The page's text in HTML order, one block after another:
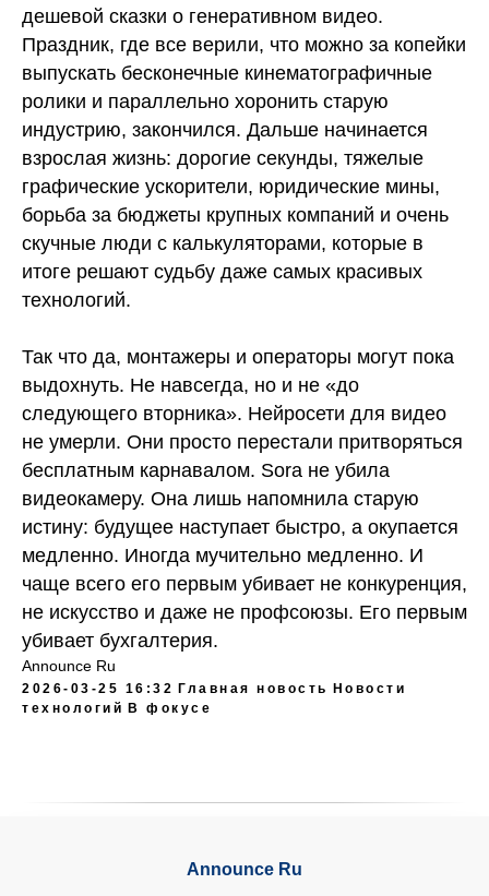
дешевой сказки о генеративном видео.
Праздник, где все верили, что можно за копейки
выпускать бесконечные кинематографичные
ролики и параллельно хоронить старую
индустрию, закончился. Дальше начинается
взрослая жизнь: дорогие секунды, тяжелые
графические ускорители, юридические мины,
борьба за бюджеты крупных компаний и очень
скучные люди с калькуляторами, которые в
итоге решают судьбу даже самых красивых
технологий.
Так что да, монтажеры и операторы могут пока
выдохнуть. Не навсегда, но и не «до
следующего вторника». Нейросети для видео
не умерли. Они просто перестали притворяться
бесплатным карнавалом. Sora не убила
видеокамеру. Она лишь напомнила старую
истину: будущее наступает быстро, а окупается
медленно. Иногда мучительно медленно. И
чаще всего его первым убивает не конкуренция,
не искусство и даже не профсоюзы. Его первым
убивает бухгалтерия.
Announce Ru
2026-03-25 16:32 Главная новость
Новости
технологий В фокусе
Announce Ru